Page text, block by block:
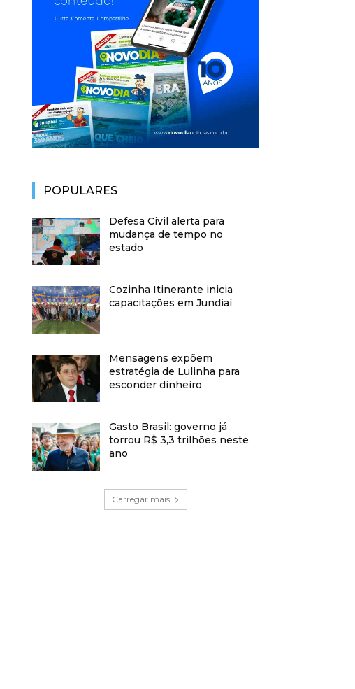
POPULARES
Defesa Civil alerta para
mudança de tempo no
estado
Cozinha Itinerante inicia
capacitações em Jundiaí
Mensagens expõem
estratégia de Lulinha para
esconder dinheiro
Gasto Brasil: governo já
torrou R$ 3,3 trilhões neste
ano
Carregar mais